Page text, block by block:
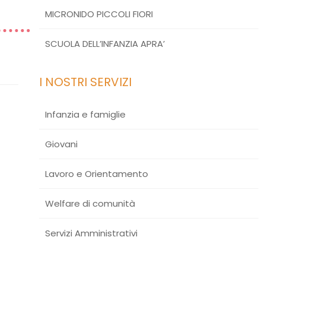
MICRONIDO PICCOLI FIORI
SCUOLA DELL’INFANZIA APRA’
I NOSTRI SERVIZI
Infanzia e famiglie
Giovani
Lavoro e Orientamento
Welfare di comunità
Servizi Amministrativi